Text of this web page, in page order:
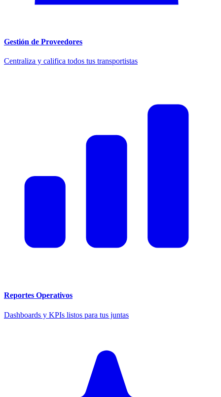
Gestión de Proveedores
Centraliza y califica todos tus transportistas
Reportes Operativos
Dashboards y KPIs listos para tus juntas